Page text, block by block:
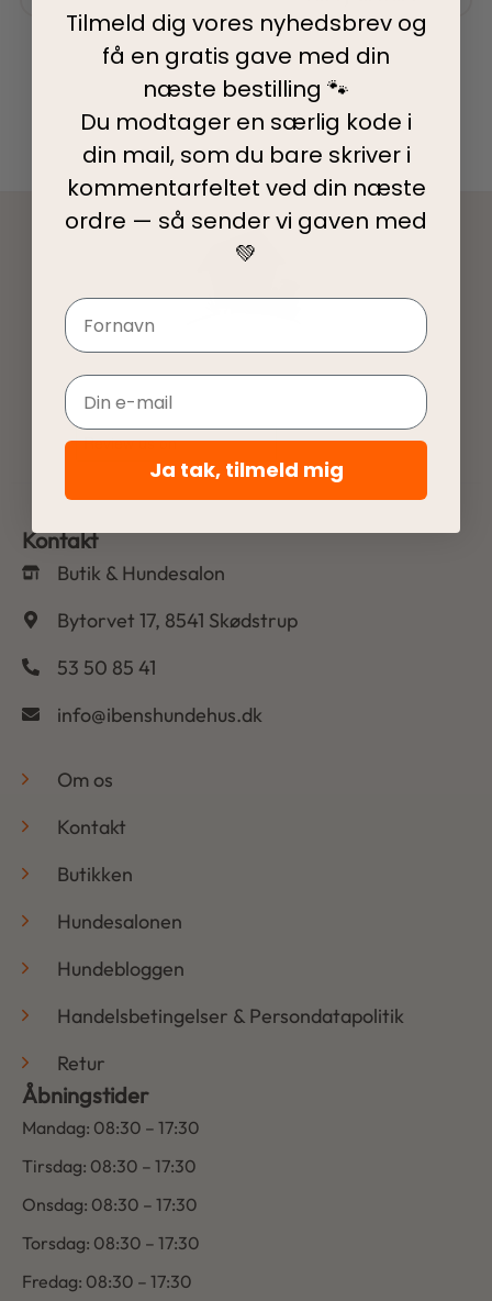
Kontakt
Butik & Hundesalon
Bytorvet 17, 8541 Skødstrup
53 50 85 41
info@ibenshundehus.dk
Om os
Kontakt
Butikken
Hundesalonen
Hundebloggen
Handelsbetingelser & Persondatapolitik
Retur
Åbningstider
Mandag: 08:30 – 17:30
Tirsdag: 08:30 – 17:30
Onsdag: 08:30 – 17:30
Torsdag: 08:30 – 17:30
Fredag: 08:30 – 17:30
Tilmeld dig vores nyhedsbrev og
få en gratis gave med din
næste bestilling 🐾
Du modtager en særlig kode i
din mail, som du bare skriver i
kommentarfeltet ved din næste
ordre — så sender vi gaven med
💚
Navn
Email
Ja tak, tilmeld mig